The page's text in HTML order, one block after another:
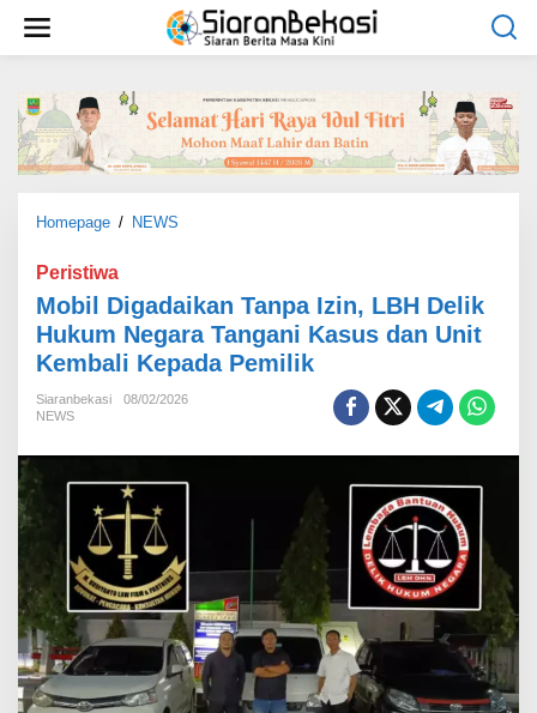
w
Homepage / NEWS
l
D
i
a
T
a
n
p
a
I
z
Peristiwa
Mobil Digadaikan Tanpa Izin, LBH Delik
Hukum Negara Tangani Kasus dan Unit
Kembali Kepada Pemilik
Siaranbekasi
08/02/2026
NEWS